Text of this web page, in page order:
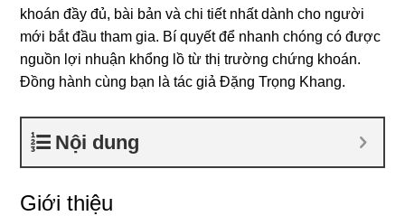
khoán đầy đủ, bài bản và chi tiết nhất dành cho người
mới bắt đầu tham gia. Bí quyết để nhanh chóng có được
nguồn lợi nhuận khổng lồ từ thị trường chứng khoán.
Đồng hành cùng bạn là tác giả Đặng Trọng Khang.
Nội dung
Giới thiệu